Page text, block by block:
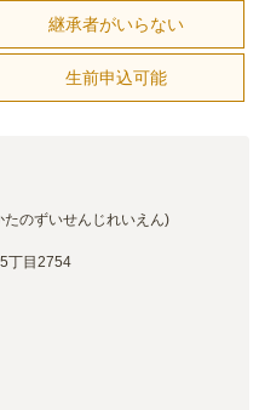
継承者がいらない
生前申込可能
のずいせんじれいえん)
丁目2754